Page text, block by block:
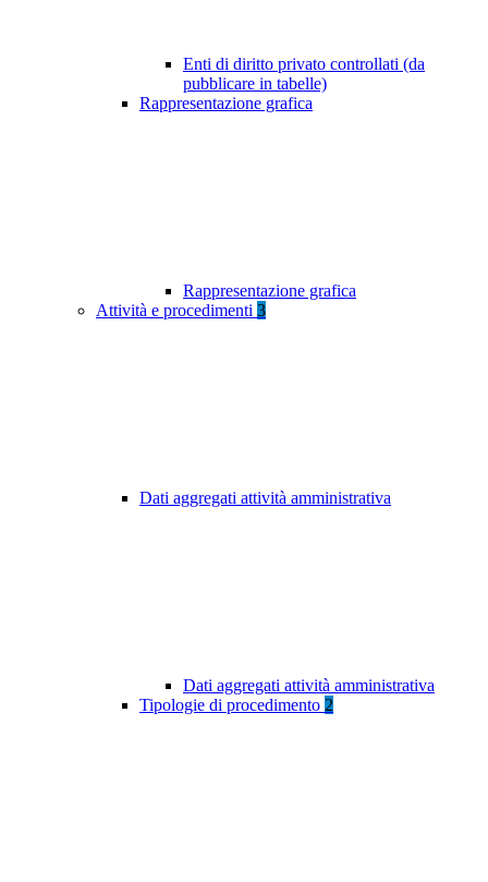
Enti di diritto privato controllati (da
pubblicare in tabelle)
Rappresentazione grafica
Rappresentazione grafica
Attività e procedimenti 3
Dati aggregati attività amministrativa
Dati aggregati attività amministrativa
Tipologie di procedimento 2